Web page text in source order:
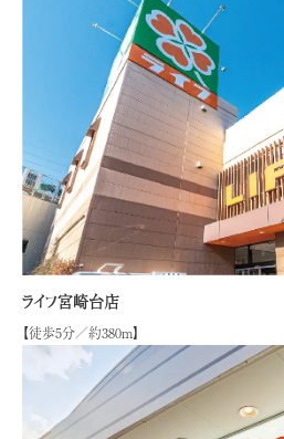
ライフ宮崎台店
【徒歩5分／約380m】